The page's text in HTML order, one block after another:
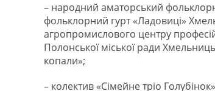
– народний аматорський
фольклорний гурт «Ладовиці»
агропромислового центру
Полонської міської ради
копали»;
– колектив «Сімейне тріо